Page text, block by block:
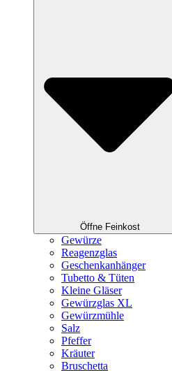
Öffne Feinkost
Gewürze
Reagenzglas
Geschenkanhänger
Tubetto & Tüten
Kleine Gläser
Gewürzglas XL
Gewürzmühle
Salz
Pfeffer
Kräuter
Bruschetta